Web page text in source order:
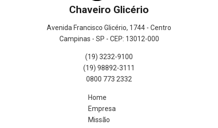
Chaveiro Glicério
Avenida Francisco Glicério, 1744 - Centro
Campinas - SP - CEP: 13012-000
(19) 3232-9100
(19) 98892-3111
0800 773 2332
Home
Empresa
Missão